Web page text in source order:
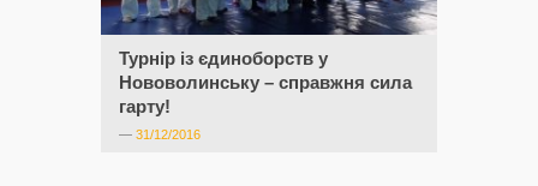
Турнір із єдиноборств у
Нововолинську – справжня сила
гарту!
— 31/12/2016